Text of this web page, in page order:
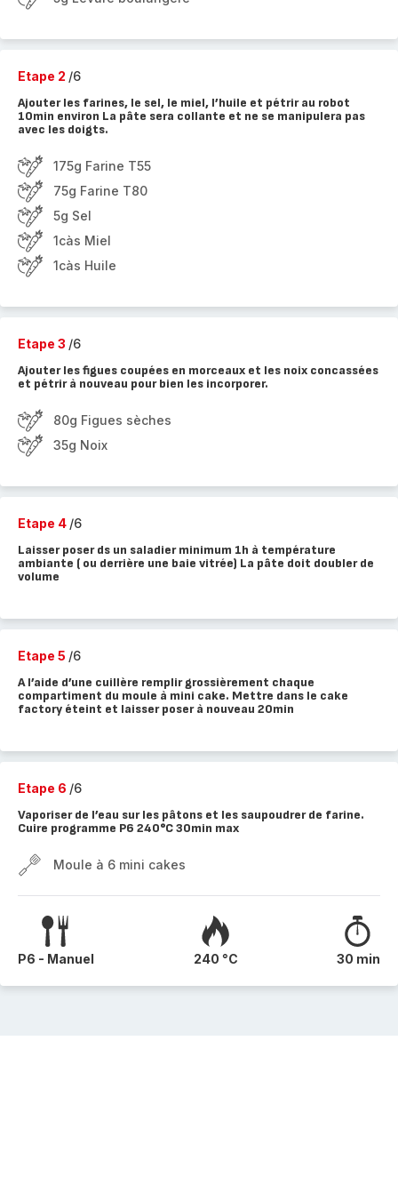
Etape 2 /6
Ajouter les farines, le sel, le miel, l’huile et pétrir au robot
10min environ La pâte sera collante et ne se manipulera pas
avec les doigts.
175g Farine T55
75g Farine T80
5g Sel
1càs Miel
1càs Huile
Etape 3 /6
Ajouter les figues coupées en morceaux et les noix concassées
et pétrir à nouveau pour bien les incorporer.
80g Figues sèches
35g Noix
Etape 4 /6
Laisser poser ds un saladier minimum 1h à température
ambiante ( ou derrière une baie vitrée) La pâte doit doubler de
volume
Etape 5 /6
A l’aide d’une cuillère remplir grossièrement chaque
compartiment du moule à mini cake. Mettre dans le cake
factory éteint et laisser poser à nouveau 20min
Etape 6 /6
Vaporiser de l’eau sur les pâtons et les saupoudrer de farine.
Cuire programme P6 240°C 30min max
Moule à 6 mini cakes
P6 - Manuel 240 °C 30 min